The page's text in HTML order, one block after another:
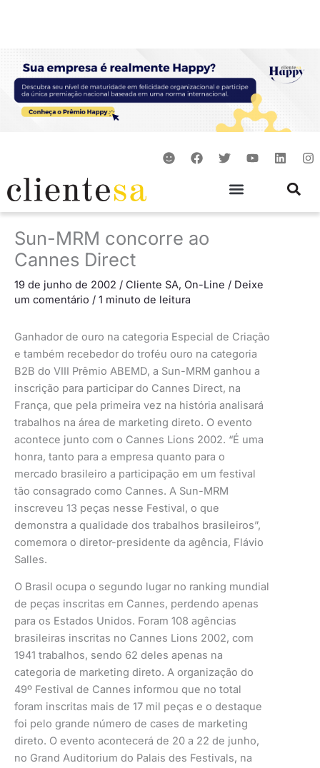
S
m
F
a
o
k
T
w
e
Y
o
b
L
i
d
I
n
g
Sun-MRM concorre ao
Cannes Direct
19 de junho de 2002 / Cliente SA, On-Line / Deixe
um comentário / 1 minuto de leitura
Ganhador de ouro na categoria Especial de Criação
e também recebedor do troféu ouro na categoria
B2B do VIII Prêmio ABEMD, a Sun-MRM ganhou a
inscrição para participar do Cannes Direct, na
França, que pela primeira vez na história analisará
trabalhos na área de marketing direto. O evento
acontece junto com o Cannes Lions 2002. “É uma
honra, tanto para a empresa quanto para o
mercado brasileiro a participação em um festival
tão consagrado como Cannes. A Sun-MRM
inscreveu 13 peças nesse Festival, o que
demonstra a qualidade dos trabalhos brasileiros”,
comemora o diretor-presidente da agência, Flávio
Salles.
O Brasil ocupa o segundo lugar no ranking mundial
de peças inscritas em Cannes, perdendo apenas
para os Estados Unidos. Foram 108 agências
brasileiras inscritas no Cannes Lions 2002, com
1941 trabalhos, sendo 62 deles apenas na
categoria de marketing direto. A organização do
49º Festival de Cannes informou que no total
foram inscritas mais de 17 mil peças e o destaque
foi pelo grande número de cases de marketing
direto. O evento acontecerá de 20 a 22 de junho,
no Grand Auditorium do Palais des Festivals, na